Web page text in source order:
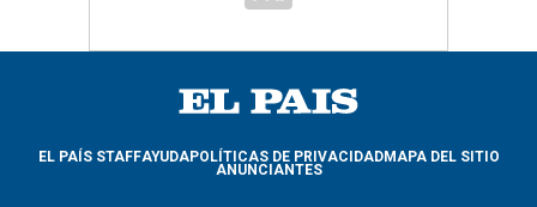
EL PAÍS STAFFAYUDAPOLÍTICAS DE PRIVACIDADMAPA DEL SITIO
ANUNCIANTES